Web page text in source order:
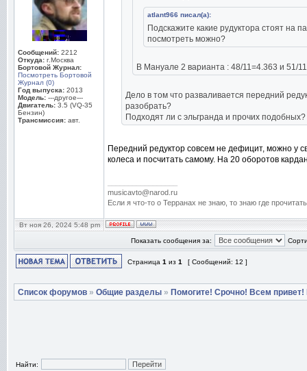
Сообщений: 2212
Откуда: г.Москва
Бортовой Журнал:
Посмотреть Бортовой
Журнал (0)
Год выпуска: 2013
Модель: ---другое---
Двигатель: 3.5 (VQ-35
Бензин)
Трансмиссия: авт.
atlant966 писал(а):
Подскажите какие рудуктора стоят на
посмотреть можно?
В Мануале 2 варианта : 48/11=4.363 и 51/
Дело в том что разваливается передний
разобрать?
Подходят ли с эльгранда и прочих подобных?
Передний редуктор совсем не дефицит, можно у
колеса и посчитать самому. На 20 оборотов
musicavto@narod.ru
Если я что-то о Терранах не знаю, то знаю где
Вт ноя 26, 2024 5:48 pm
Показать сообщения за:
Страница 1 из 1 [ Сообщений: 12 ]
Список форумов » Общие разделы » Помогите! Срочно! Всем
Найти: